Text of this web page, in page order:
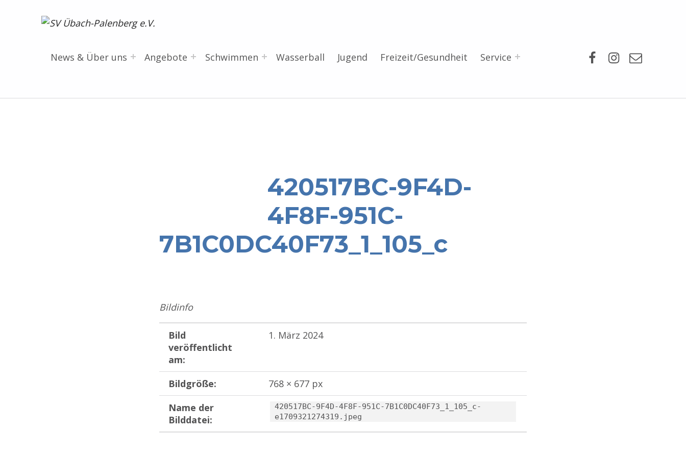
News & Über uns Angebote Schwimmen Wasserball Jugend Freizeit/Gesundheit Service
420517BC-9F4D-
4F8F-951C-
7B1C0DC40F73_1_105_c
Bildinfo
Bild
veröffentlicht
am:
1. März 2024
Bildgröße:
768 × 677 px
Name der
Bilddatei:
420517BC-9F4D-4F8F-951C-7B1C0DC40F73_1_105_c-
e1709321274319.jpeg
Zurück zur Hauptnavigation springen